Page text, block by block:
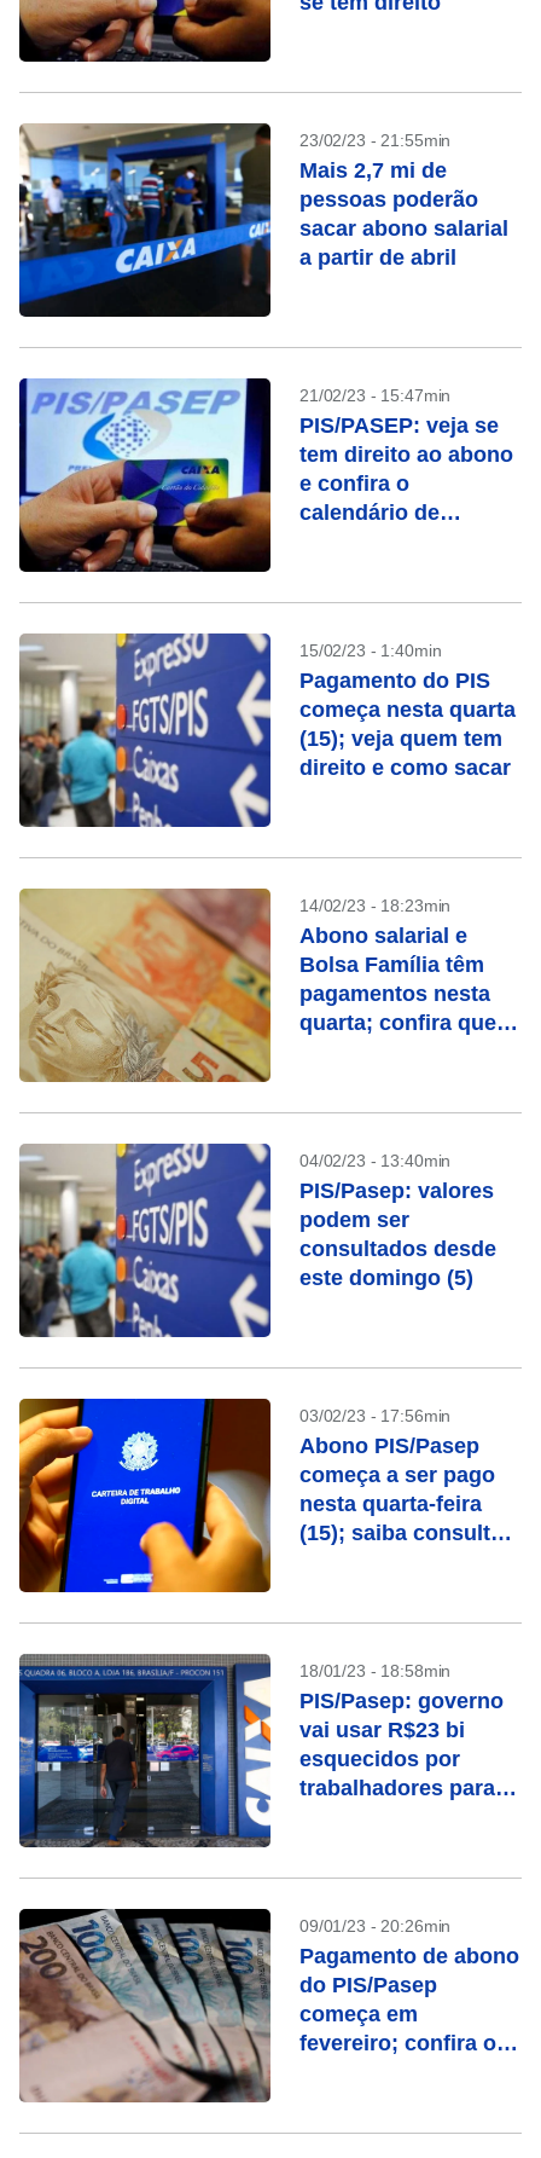
23/02/23 - 21:55min
Mais 2,7 mi de
pessoas poderão
sacar abono salarial
a partir de abril
21/02/23 - 15:47min
PIS/PASEP: veja se
tem direito ao abono
e confira o
calendário de
15/02/23 - 1:40min
Pagamento do PIS
começa nesta quarta
(15); veja quem tem
direito e como sacar
14/02/23 - 18:23min
Abono salarial e
Bolsa Família têm
pagamentos nesta
quarta; confira quem
04/02/23 - 13:40min
PIS/Pasep: valores
podem ser
consultados desde
este domingo (5)
03/02/23 - 17:56min
Abono PIS/Pasep
começa a ser pago
nesta quarta-feira
(15); saiba consultar
18/01/23 - 18:58min
PIS/Pasep: governo
vai usar R$23 bi
esquecidos por
trabalhadores para
09/01/23 - 20:26min
Pagamento de abono
do PIS/Pasep
começa em
fevereiro; confira o